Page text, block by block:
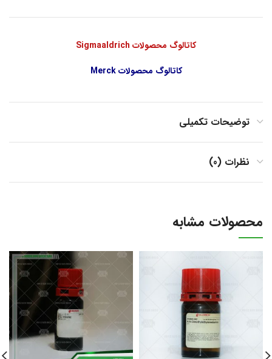
کاتالوگ محصولات Sigmaaldrich
کاتالوگ محصولات Merck
توضیحات تکمیلی
نظرات (0)
محصولات مشابه